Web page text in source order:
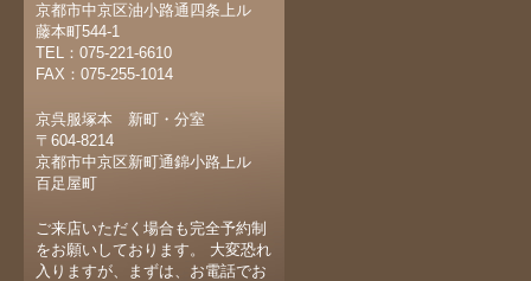
京都市中京区油小路通四条上ル
藤本町544-1
TEL：075-221-6610
FAX：075-255-1014
京呉服塚本 新町・分室
〒604-8214
京都市中京区新町通錦小路上ル
百足屋町
ご来店いただく場合も完全予約制
をお願いしております。 大変恐れ
入りますが、まずは、お電話でお